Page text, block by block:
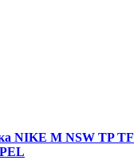
NIKE M NSW TP TF